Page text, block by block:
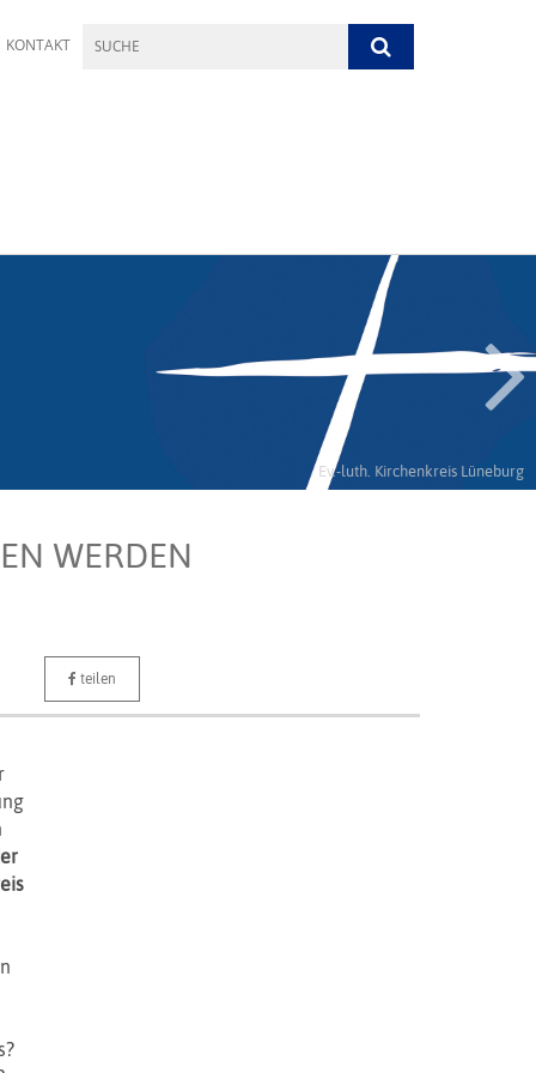
KONTAKT
Ev.-luth. Kirchenkreis Lüneburg
WERDEN
teilen